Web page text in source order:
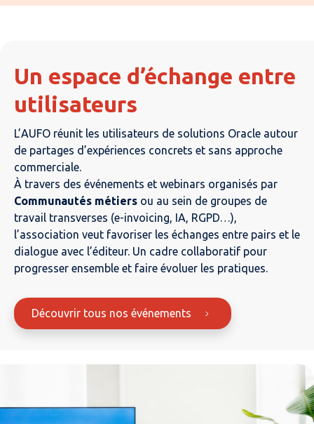
Un espace d’échange entre
utilisateurs
L’AUFO réunit les utilisateurs de solutions Oracle autour
de partages d’expériences concrets et sans approche
commerciale.
À travers des événements et webinars organisés par
Communautés métiers ou au sein de groupes de
travail transverses (e-invoicing, IA, RGPD…),
l’association veut favoriser les échanges entre pairs et le
dialogue avec l’éditeur. Un cadre collaboratif pour
progresser ensemble et faire évoluer les pratiques.
Découvrir tous nos événements